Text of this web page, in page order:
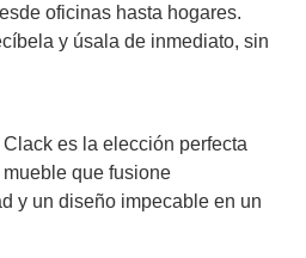
oficinas hasta hogares.
y úsala de inmediato, sin
es la elección perfecta
que fusione
y un diseño impecable en un